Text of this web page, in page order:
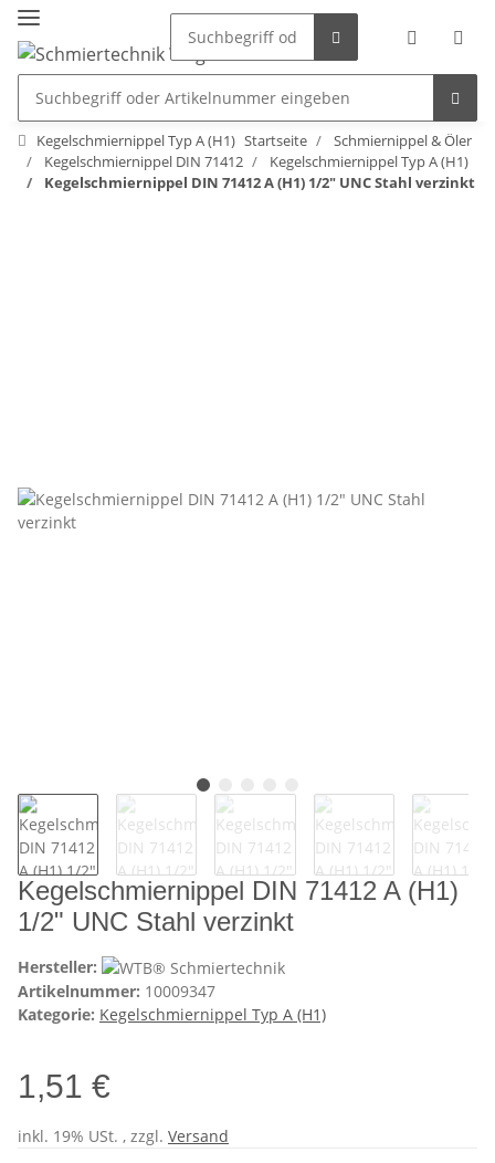
Kegelschmiernippel Typ A (H1) Startseite
Schmiernippel & Öler
Kegelschmiernippel DIN 71412
Kegelschmiernippel Typ A (H1)
Kegelschmiernippel DIN 71412 A (H1) 1/2" UNC Stahl verzinkt
Kegelschmiernippel DIN 71412 A (H1)
1/2" UNC Stahl verzinkt
Hersteller:
Artikelnummer: 10009347
Kategorie: Kegelschmiernippel Typ A (H1)
1,51 €
inkl. 19% USt. , zzgl. Versand